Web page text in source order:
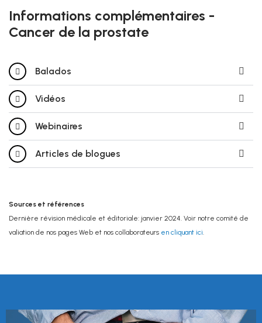
Informations complémentaires -
Cancer de la prostate
Balados
Vidéos
Webinaires
Articles de blogues
Sources et références
Dernière révision médicale et éditoriale: janvier 2024. Voir notre comité de
valiation de nos pages Web et nos collaborateurs en cliquant ici.